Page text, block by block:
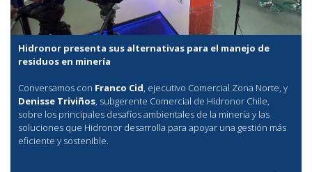
Hidronor presenta sus alternativas para el manejo de
residuos en minería
Conversamos con Franco Cid, ejecutivo Comercial Zona Norte, y
Denisse Triviños, subgerente Comercial de Hidronor Chile,
sobre los principales desafíos ambientales de la minería y las
soluciones que Hidronor desarrolla para apoyar una gestión más
eficiente y sostenible.